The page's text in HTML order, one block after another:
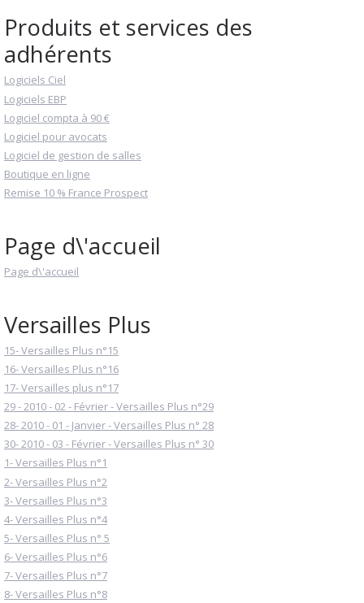
Produits et services des
adhérents
Logiciels Ciel
Logiciels EBP
Logiciel compta à 90 €
Logiciel pour avocats
Logiciel de gestion de salles
Boutique en ligne
Remise 10 % France Prospect
Page d\'accueil
Page d\'accueil
Versailles Plus
15- Versailles Plus n°15
16- Versailles Plus n°16
17- Versailles plus n°17
29 - 2010 - 02 - Février - Versailles Plus n°29
28- 2010 - 01 - Janvier - Versailles Plus n° 28
30- 2010 - 03 - Février - Versailles Plus n° 30
1- Versailles Plus n°1
2- Versailles Plus n°2
3- Versailles Plus n°3
4- Versailles Plus n°4
5- Versailles Plus n° 5
6- Versailles Plus n°6
7- Versailles Plus n°7
8- Versailles Plus n°8